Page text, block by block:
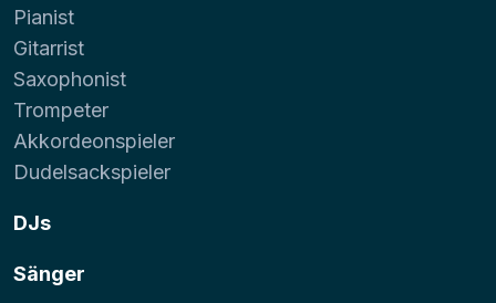
Pianist
Gitarrist
Saxophonist
Trompeter
Akkordeonspieler
Dudelsackspieler
DJs
Sänger